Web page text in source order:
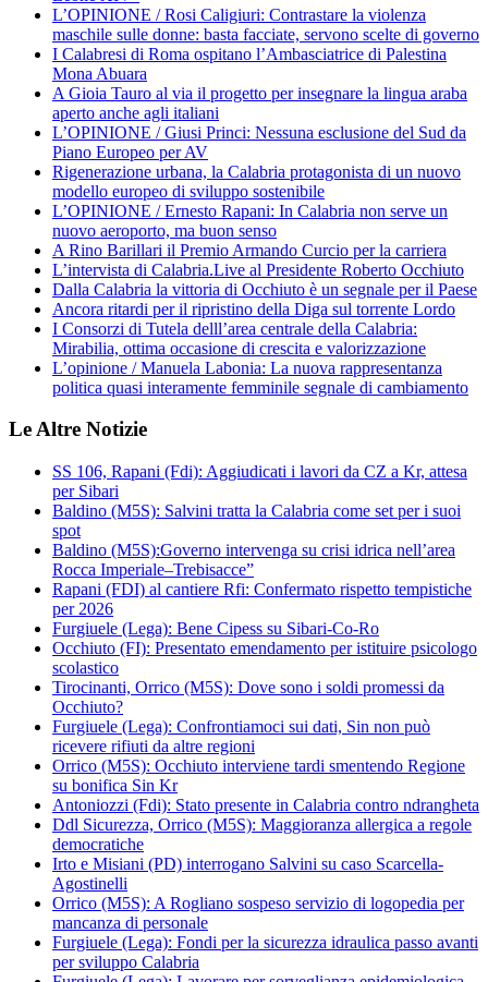
L’OPINIONE / Rosi Caligiuri: Contrastare la violenza
maschile sulle donne: basta facciate, servono scelte di governo
I Calabresi di Roma ospitano l’Ambasciatrice di Palestina
Mona Abuara
A Gioia Tauro al via il progetto per insegnare la lingua araba
aperto anche agli italiani
L’OPINIONE / Giusi Princi: Nessuna esclusione del Sud da
Piano Europeo per AV
Rigenerazione urbana, la Calabria protagonista di un nuovo
modello europeo di sviluppo sostenibile
L’OPINIONE / Ernesto Rapani: In Calabria non serve un
nuovo aeroporto, ma buon senso
A Rino Barillari il Premio Armando Curcio per la carriera
L’intervista di Calabria.Live al Presidente Roberto Occhiuto
Dalla Calabria la vittoria di Occhiuto è un segnale per il Paese
Ancora ritardi per il ripristino della Diga sul torrente Lordo
I Consorzi di Tutela delll’area centrale della Calabria:
Mirabilia, ottima occasione di crescita e valorizzazione
L’opinione / Manuela Labonia: La nuova rappresentanza
politica quasi interamente femminile segnale di cambiamento
Le Altre Notizie
SS 106, Rapani (Fdi): Aggiudicati i lavori da CZ a Kr, attesa
per Sibari
Baldino (M5S): Salvini tratta la Calabria come set per i suoi
spot
Baldino (M5S):Governo intervenga su crisi idrica nell’area
Rocca Imperiale–Trebisacce”
Rapani (FDI) al cantiere Rfi: Confermato rispetto tempistiche
per 2026
Furgiuele (Lega): Bene Cipess su Sibari-Co-Ro
Occhiuto (FI): Presentato emendamento per istituire psicologo
scolastico
Tirocinanti, Orrico (M5S): Dove sono i soldi promessi da
Occhiuto?
Furgiuele (Lega): Confrontiamoci sui dati, Sin non può
ricevere rifiuti da altre regioni
Orrico (M5S): Occhiuto interviene tardi smentendo Regione
su bonifica Sin Kr
Antoniozzi (Fdi): Stato presente in Calabria contro ndrangheta
Ddl Sicurezza, Orrico (M5S): Maggioranza allergica a regole
democratiche
Irto e Misiani (PD) interrogano Salvini su caso Scarcella-
Agostinelli
Orrico (M5S): A Rogliano sospeso servizio di logopedia per
mancanza di personale
Furgiuele (Lega): Fondi per la sicurezza idraulica passo avanti
per sviluppo Calabria